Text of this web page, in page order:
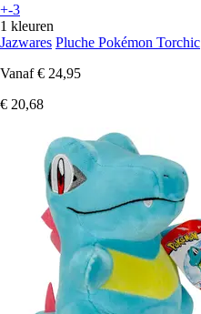
+-3
1 kleuren
Jazwares Pluche Pokémon Torchic
Vanaf € 24,95
€ 20,68